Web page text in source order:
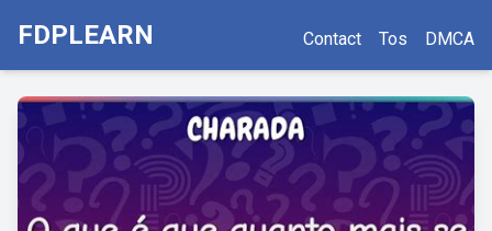
FDPLEARN Contact Tos DMCA